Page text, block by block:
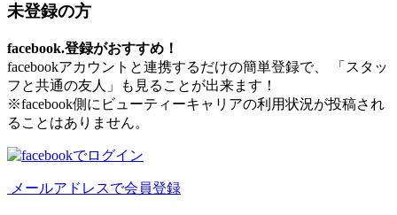
未登録の方
facebook.登録がおすすめ！
facebookアカウントと連携するだけの簡単登録で、 「スタッ
フと共通の友人」も見ることが出来ます！
※facebook側にビューティーキャリアの利用状況が投稿され
ることはありません。
メールアドレスで会員登録